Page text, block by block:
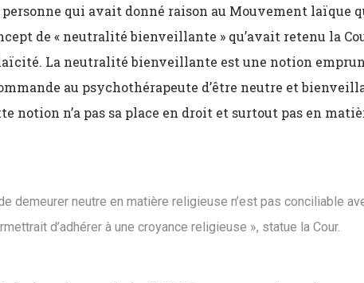
qui avait donné raison au Mouvement laïque
de « neutralité bienveillante » qu’avait retenu la
La neutralité bienveillante est une notion
au psychothérapeute d’être neutre et
notion n’a pas sa place en droit et surtout pas en
demeurer neutre en matière religieuse n’est pas conciliable
d’adhérer à une croyance religieuse », statue la Cour.